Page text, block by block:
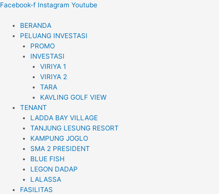
Lewati
konten
Facebook-f Instagram Youtube
BERANDA
PELUANG INVESTASI
PROMO
INVESTASI
VIRIYA 1
VIRIYA 2
TARA
KAVLING GOLF VIEW
TENANT
LADDA BAY VILLAGE
TANJUNG LESUNG RESORT
KAMPUNG JOGLO
SMA 2 PRESIDENT
BLUE FISH
LEGON DADAP
LALASSA
FASILITAS